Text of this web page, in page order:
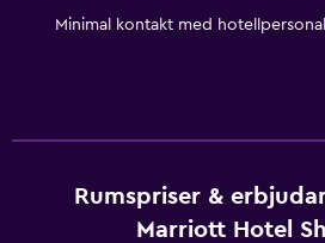
Minimal kontakt med
Rumspriser &
Marriott Hotel